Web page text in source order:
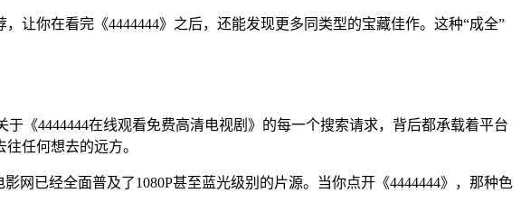
让你在看完《4444444》之后，还能发现更多同类型的宝藏佳作。这种“成全”
《4444444在线观看免费高清电视剧》的每一个搜索请求，背后都承载着平台
任何想去的远方。
网已经全面普及了1080P甚至蓝光级别的片源。当你点开《4444444》，那种色